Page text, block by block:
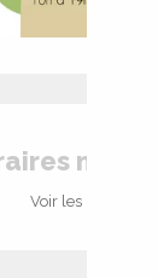
non
Voir les horaires